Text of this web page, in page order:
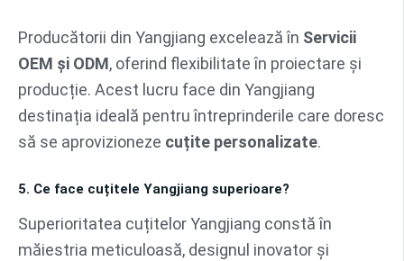
Producătorii din Yangjiang excelează în Servicii
OEM și ODM, oferind flexibilitate în proiectare și
producție. Acest lucru face din Yangjiang
destinația ideală pentru întreprinderile care doresc
să se aprovizioneze cuțite personalizate.
5. Ce face cuțitele Yangjiang superioare?
Superioritatea cuțitelor Yangjiang constă în
măiestria meticuloasă, designul inovator și